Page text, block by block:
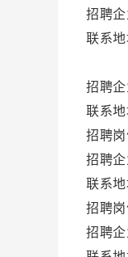
招聘企
联系
招聘企
联系
招聘岗
招聘企
联系
招聘岗
招聘企